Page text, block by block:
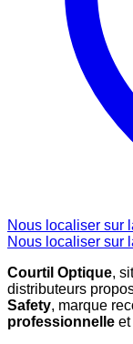
Nous localiser sur
Nous localiser sur
Courtil Optique,
distributeurs
Safety, marque
professionnelle et